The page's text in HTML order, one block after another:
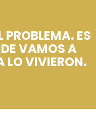
PROBLEMA. ES
VAMOS A
LO VIVIERON.